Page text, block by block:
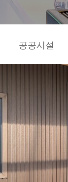
공공시설